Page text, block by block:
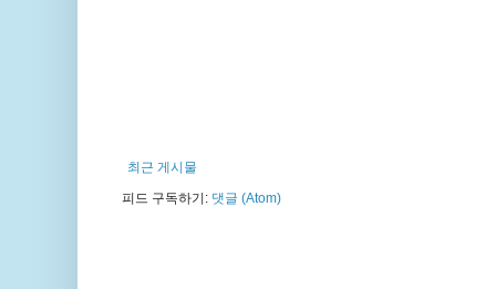
최근 게시물
피드 구독하기: 댓글 (Atom)